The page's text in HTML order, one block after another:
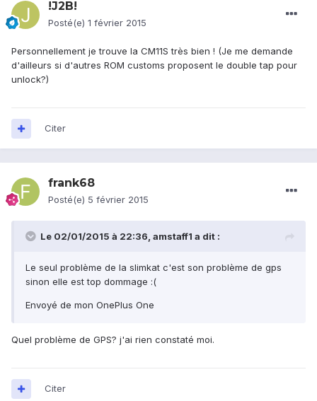
!J2B!
Posté(e) 1 février 2015
Personnellement je trouve la CM11S très bien ! (Je me demande
d'ailleurs si d'autres ROM customs proposent le double tap pour
unlock?)
Citer
frank68
Posté(e) 5 février 2015
Le 02/01/2015 à 22:36, amstaff1 a dit :
Le seul problème de la slimkat c'est son problème de gps
sinon elle est top dommage :(
Envoyé de mon OnePlus One
Quel problème de GPS? j'ai rien constaté moi.
Citer